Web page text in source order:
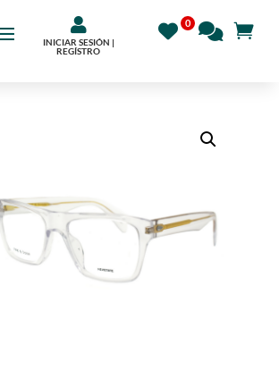

INICIAR SESIÓN |
REGÍSTRO